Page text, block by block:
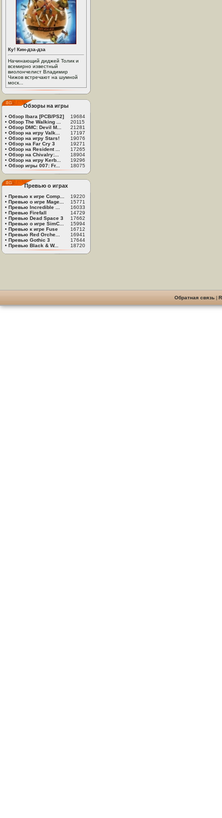
Ку! Кин-дза-дза
Начинающий диджей Толик и
всемирно известный
виолончелист Владимир
Чижов встречают на шумной
моск...
Обзоры на игры
• Обзор Ibara [PCB/PS2]
19684
• Обзор The Walking ...
20115
• Обзор DMC: Devil M...
21281
• Обзор на игру Valk...
17197
• Обзор на игру Stars!
19076
• Обзор на Far Cry 3
19271
• Обзор на Resident ...
17265
• Обзор на Chivalry:...
18904
• Обзор на игру Kerb...
19296
• Обзор игры 007: Fr... 18075
Превью о играх
• Превью к игре Comp...
19220
• Превью о игре Mage...
15771
• Превью Incredible ...
16033
• Превью Firefall
14729
• Превью Dead Space 3
17662
• Превью о игре SimC...
15994
• Превью к игре Fuse
16712
• Превью Red Orche...
16941
• Превью Gothic 3
17644
• Превью Black & W... 18720
Обратная связь